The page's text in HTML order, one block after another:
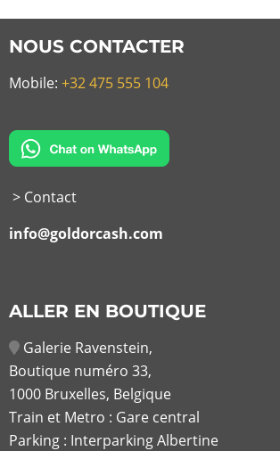
NOUS CONTACTER
Mobile: +32 475 555 104
> Contact
info@goldorcash.com
ALLER EN BOUTIQUE
Galerie Ravenstein,
Boutique numéro 33,
1000 Bruxelles, Belgique
Train et Metro : Gare central
Parking : Interparking Albertine